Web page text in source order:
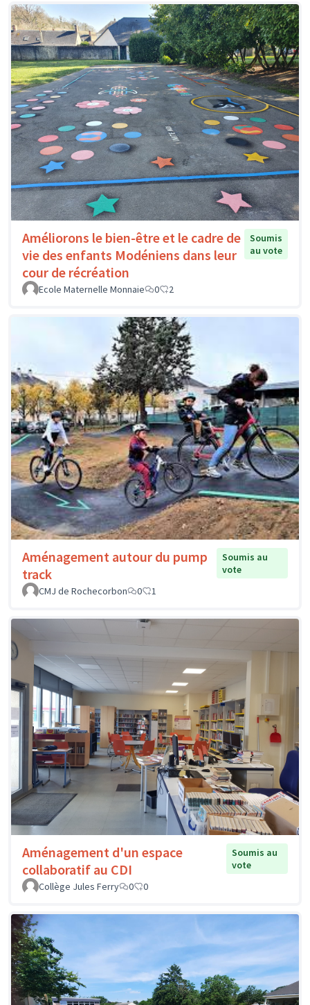
Améliorons le bien-être et le cadre de
vie des enfants Modéniens dans leur
cour de récréation
Soumis
au vote
Ecole Maternelle Monnaie 0 2
Aménagement autour du pump
track
Soumis au
vote
CMJ de Rochecorbon
0 1
Aménagement d'un espace
collaboratif au CDI
Soumis au
vote
Collège Jules Ferry
0 0